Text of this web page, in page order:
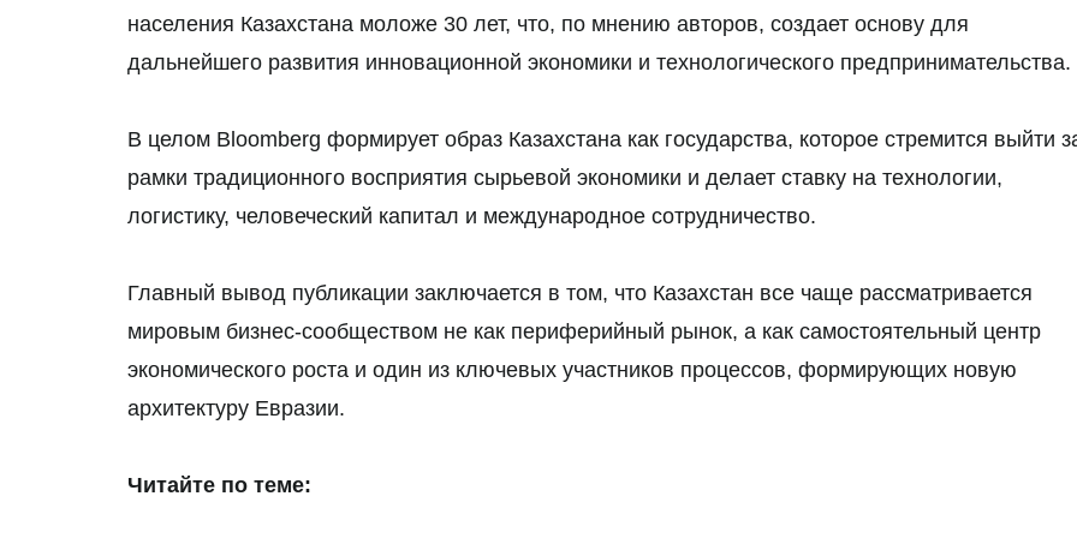
населения Казахстана моложе 30 лет, что, по мнению авторов, создает основу для
дальнейшего развития инновационной экономики и технологического предпринимательства.
В целом Bloomberg формирует образ Казахстана как государства, которое стремится выйти
рамки традиционного восприятия сырьевой экономики и делает ставку на технологии,
логистику, человеческий капитал и международное сотрудничество.
Главный вывод публикации заключается в том, что Казахстан все чаще рассматривается
мировым бизнес-сообществом не как периферийный рынок, а как самостоятельный центр
экономического роста и один из ключевых участников процессов, формирующих новую
архитектуру Евразии.
Читайте по теме: